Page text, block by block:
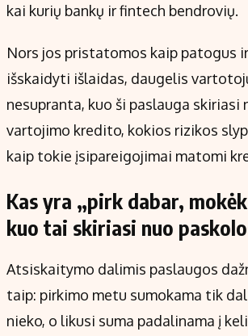
kai kurių bankų ir fintech bendrovių.
Nors jos pristatomos kaip patogus
išskaidyti išlaidas, daugelis
nesupranta, kuo ši paslauga skiriasi
vartojimo kredito, kokios rizikos
kaip tokie įsipareigojimai matomi
Kas yra „pirk dabar,
kuo tai skiriasi nuo
Atsiskaitymo dalimis paslaugos
taip: pirkimo metu sumokama tik
nieko, o likusi suma padalinama į